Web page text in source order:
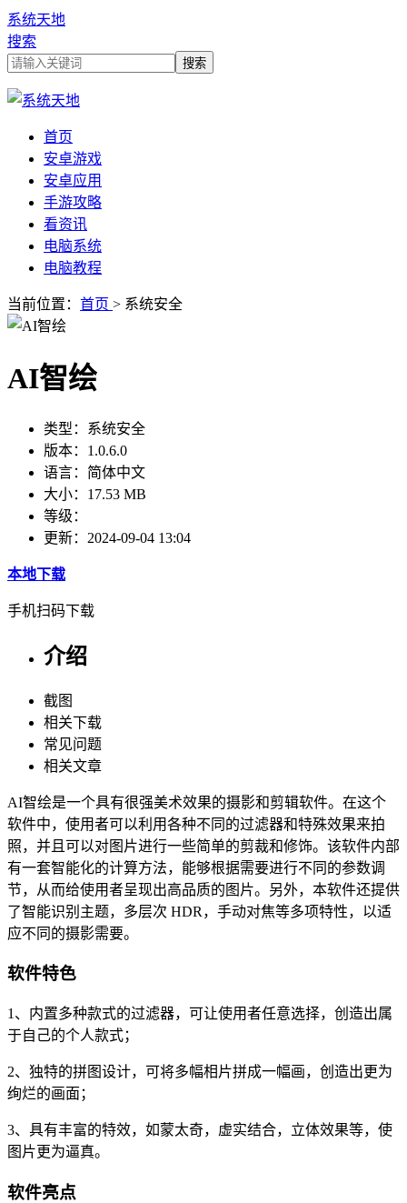
系统天地
搜索
首页
安卓游戏
安卓应用
手游攻略
看资讯
电脑系统
电脑教程
当前位置： 首页 > 系统安全
AI智绘
类型： 系统安全
版本： 1.0.6.0
语言： 简体中文
大小： 17.53 MB
等级：
更新： 2024-09-04 13:04
本地下载
手机扫码下载
介绍
截图
相关下载
常见问题
相关文章
AI智绘是一个具有很强美术效果的摄影和剪辑软件。在这个
软件中，使用者可以利用各种不同的过滤器和特殊效果来拍
照，并且可以对图片进行一些简单的剪裁和修饰。该软件内部
有一套智能化的计算方法，能够根据需要进行不同的参数调
节，从而给使用者呈现出高品质的图片。另外，本软件还提供
了智能识别主题，多层次 HDR，手动对焦等多项特性，以适
应不同的摄影需要。
软件特色
1、内置多种款式的过滤器，可让使用者任意选择，创造出属
于自己的个人款式；
2、独特的拼图设计，可将多幅相片拼成一幅画，创造出更为
绚烂的画面；
3、具有丰富的特效，如蒙太奇，虚实结合，立体效果等，使
图片更为逼真。
软件亮点